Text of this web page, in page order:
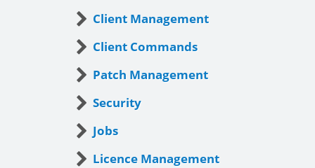
Client Management
Client Commands
Patch Management
Security
Jobs
Licence Management